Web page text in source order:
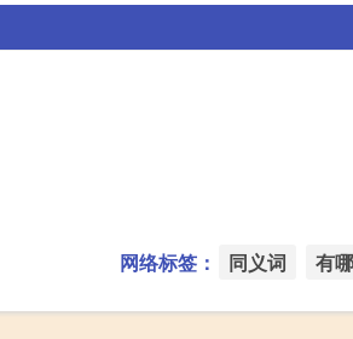
网络标签： 同义词 有